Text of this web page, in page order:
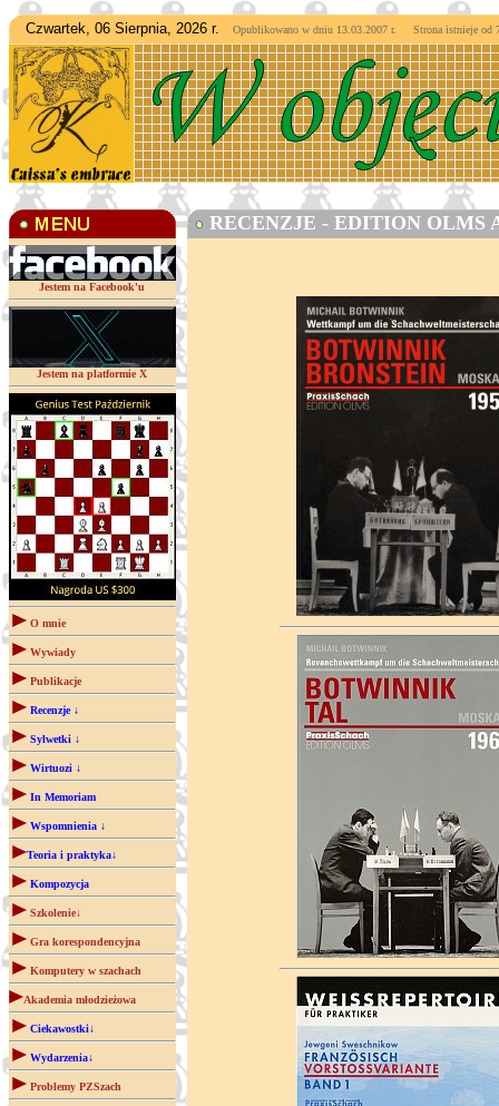
Czwartek, 06 Sierpnia, 2026 r. Opublikowano w dniu 13.03.2007 r. Strona istnieje od
Jestem na Facebook'u
Jestem na platformie X
O mnie
Wywiady
Publikacje
Recenzje ↓
Sylwetki ↓
Wirtuozi ↓
In Memoriam
Wspomnienia ↓
Teoria i praktyka↓
Kompozycja
Szkolenie↓
Gra korespondencyjna
Komputery w szachach
Akademia młodzieżowa
Ciekawostki↓
Wydarzenia↓
Problemy PZSzach
RECENZJE - EDITION OLMS